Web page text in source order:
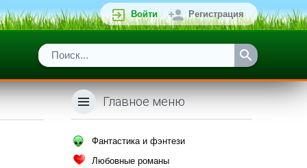
Войти Регистрация
Главное меню
Фантастика и фэнтези
Любовные романы